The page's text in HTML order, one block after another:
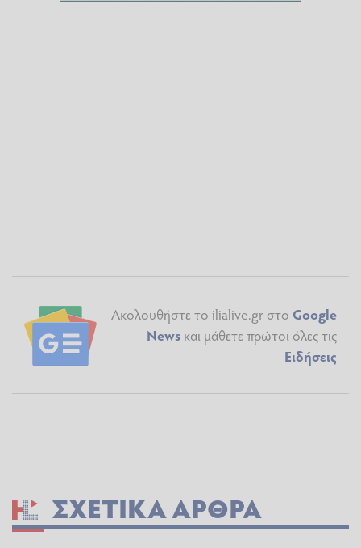
Ακολουθήστε το ilialive.gr στο Google
News και μάθετε πρώτοι όλες τις
Ειδήσεις
ΣΧΕΤΙΚΆ ΆΡΘΡΑ